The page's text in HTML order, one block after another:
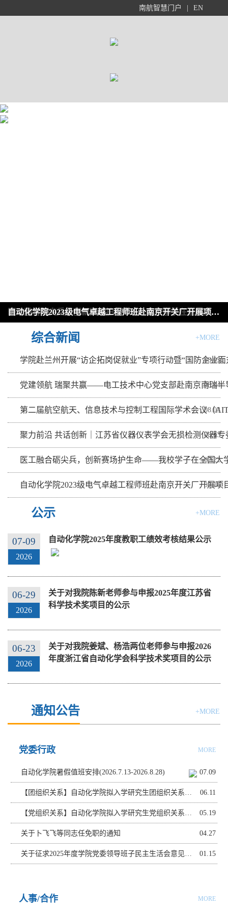
南航智慧门户 EN
学院赴兰州开展“访企拓岗促就业”专项行动暨“国防企业面对面”...
党建领航 瑞聚共赢——电工技术中心党支部赴南京南瑞半导体开展校...第二届航空航天、信息技术与控制工程国际学术会议（AITCE 2026）...
聚力前沿 共话创新｜江苏省仪器仪表学会无损检测仪器专委会2026...医工融合砺尖兵，创新赛场护生命——我校学子在全国大学生生物医学...
自动化学院2023级电气卓越工程师班赴南京开关厂开展项目式实习
综合新闻 +MORE
学院赴兰州开展“访企拓岗促就业”专项行动暨“国防企业面
08.05
党建领航 瑞聚共赢——电工技术中心党支部赴南京南瑞半
08.04
第二届航空航天、信息技术与控制工程国际学术会议（
08.03
聚力前沿 共话创新｜江苏省仪器仪表学会无损检测仪器
08.03
医工融合砺尖兵，创新赛场护生命——我校学子在全国大
07.22
自动化学院2023级电气卓越工程师班赴南京开关厂开展项
07.16
公示 +MORE
07-09
2026
自动化学院2025年度教职工绩效考核结果公示
06-29
2026
关于对我院陈新老师参与申报2025年度江苏省
科学技术奖项目的公示
06-23
2026
关于对我院姜斌、杨浩两位老师参与申报2026
年度浙江省自动化学会科学技术奖项目的公示
通知公告 +MORE
党委行政 MORE
自动化学院暑假值班安排(2026.7.13-2026.8.28) 07.09
06.11
05.19
关于卜飞飞等同志任免职的通知 04.27
01.15
人事/合作 MORE